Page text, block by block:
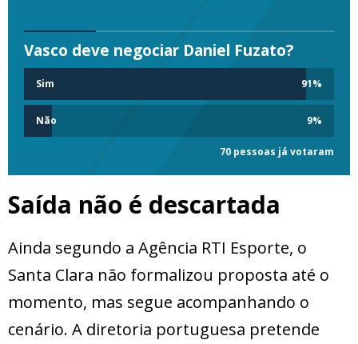
Vasco deve negociar Daniel Fuzato?
Sim 91%
Não 9%
70 pessoas já votaram
Saída não é descartada
Ainda segundo a Agência RTI Esporte, o
Santa Clara não formalizou proposta até o
momento, mas segue acompanhando o
cenário. A diretoria portuguesa pretende